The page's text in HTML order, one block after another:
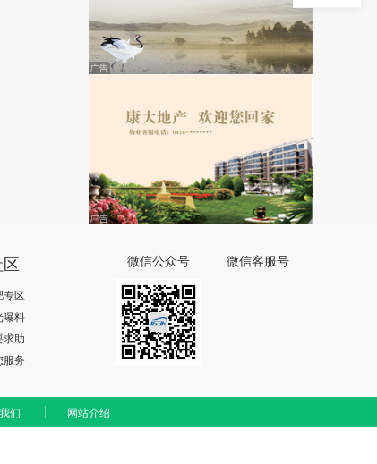
专区
曝料
求助
服务
微信公众号 微信客服号
们 网站介绍